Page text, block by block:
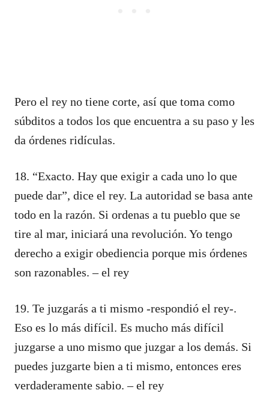
Pero el rey no tiene corte, así que toma como
súbditos a todos los que encuentra a su paso y les
da órdenes ridículas.
18. “Exacto. Hay que exigir a cada uno lo que
puede dar”, dice el rey. La autoridad se basa ante
todo en la razón. Si ordenas a tu pueblo que se
tire al mar, iniciará una revolución. Yo tengo
derecho a exigir obediencia porque mis órdenes
son razonables. – el rey
19. Te juzgarás a ti mismo -respondió el rey-.
Eso es lo más difícil. Es mucho más difícil
juzgarse a uno mismo que juzgar a los demás. Si
puedes juzgarte bien a ti mismo, entonces eres
verdaderamente sabio. – el rey